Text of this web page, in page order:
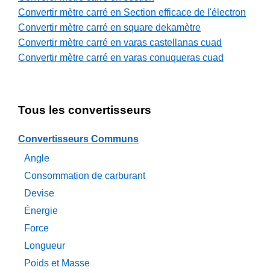
Convertir mètre carré en Section efficace de l'électron
Convertir mètre carré en square dekamètre
Convertir mètre carré en varas castellanas cuad
Convertir mètre carré en varas conuqueras cuad
Tous les convertisseurs
Convertisseurs Communs
Angle
Consommation de carburant
Devise
Énergie
Force
Longueur
Poids et Masse